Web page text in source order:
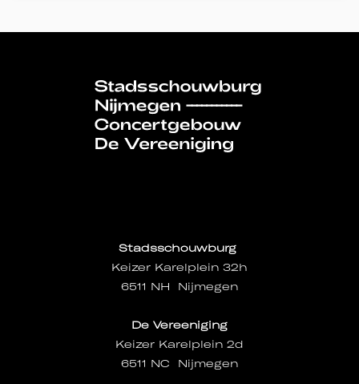
Stadsschouwburg
Keizer Karelplein 32h
6511 NH Nijmegen
De Vereeniging
Keizer Karelplein 2d
6511 NC Nijmegen